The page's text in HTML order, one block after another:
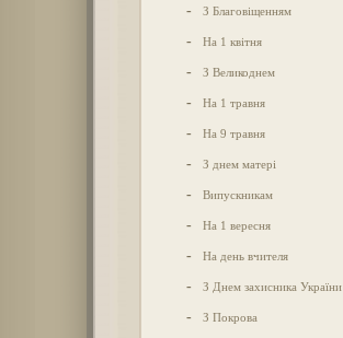
- З Благовіщенням
- На 1 квітня
- З Великоднем
- На 1 травня
- На 9 травня
- З днем матері
- Випускникам
- На 1 вересня
- На день вчителя
- З Днем захисника України
- З Покрова